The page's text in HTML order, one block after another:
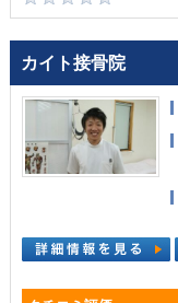
カイト接骨院